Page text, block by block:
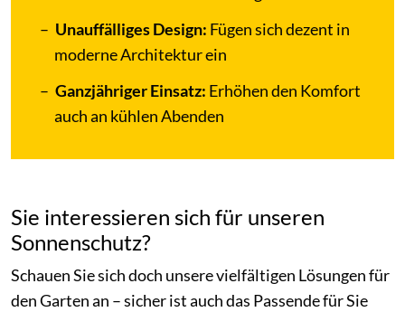
Unauffälliges Design: Fügen sich dezent in
moderne Architektur ein
Ganzjähriger Einsatz: Erhöhen den Komfort
auch an kühlen Abenden
Sie interessieren sich für unseren
Sonnenschutz?
Schauen Sie sich doch unsere vielfältigen Lösungen für
den Garten an – sicher ist auch das Passende für Sie